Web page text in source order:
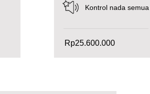
Kontrol nada
Rp25.600.000